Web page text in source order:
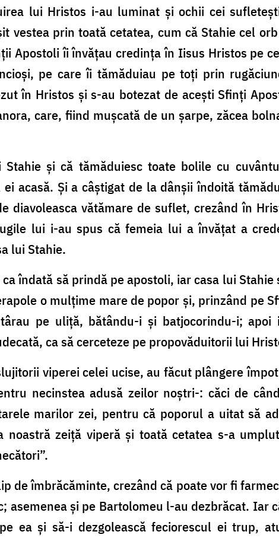
lui Hristos i-au luminat și ochii cei
vestea prin toată cetatea, cum că Stahie cel
Apostoli îi învățau credința în Iisus Hristos pe
pe care îi tămăduiau pe toți prin
în Hristos și s-au botezat de acești Sfinți
care, fiind mușcată de un șarpe, zăcea
și că tămăduiesc toate bolile cu
acasă. Și a câștigat de la dânșii îndoită
diavoleasca vătămare de suflet, crezând în
lui i-au spus că femeia lui a învățat a
lui Stahie.
îndată să prindă pe apostoli, iar casa lui Stahie
o mulțime mare de popor și, prinzând pe
pe uliță, bătându-i și batjocorindu-i; apoi
ca să cerceteze pe propovăduitorii lui
viperei celei ucise, au făcut plângere
necinstea adusă zeilor noștri-: căci de
marilor zei, pentru că poporul a uitat să
zeiță viperă și toată cetatea s-a
de îmbrăcăminte, crezând că poate vor fi
și pe Bartolomeu l-au dezbrăcat. Iar
ea și să-i dezgolească feciorescul ei trup,